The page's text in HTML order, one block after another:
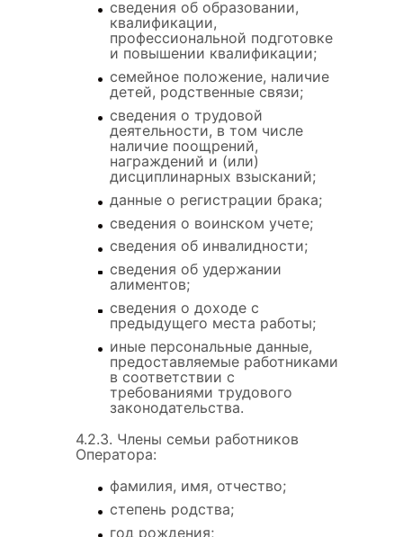
сведения об образовании,
квалификации,
профессиональной подготовке
и повышении квалификации;
семейное положение, наличие
детей, родственные связи;
сведения о трудовой
деятельности, в том числе
наличие поощрений,
награждений и (или)
дисциплинарных взысканий;
данные о регистрации брака;
сведения о воинском учете;
сведения об инвалидности;
сведения об удержании
алиментов;
сведения о доходе с
предыдущего места работы;
иные персональные данные,
предоставляемые работниками
в соответствии с
требованиями трудового
законодательства.
4.2.3. Члены семьи работников
Оператора:
фамилия, имя, отчество;
степень родства;
год рождения;